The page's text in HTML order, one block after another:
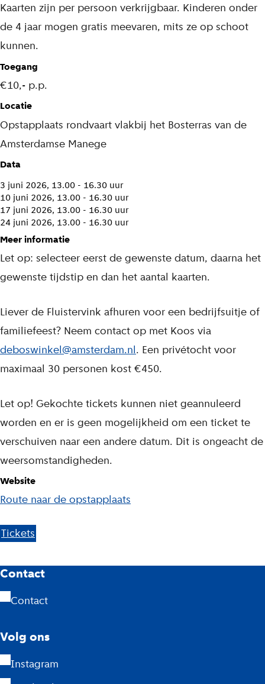
Kaarten zijn per persoon verkrijgbaar. Kinderen onder
de 4 jaar mogen gratis meevaren, mits ze op schoot
kunnen.
Toegang
€10,- p.p.
Locatie
Opstapplaats rondvaart vlakbij het Bosterras van de
Amsterdamse Manege
Data
3 juni 2026, 13.00 - 16.30 uur
10 juni 2026, 13.00 - 16.30 uur
17 juni 2026, 13.00 - 16.30 uur
24 juni 2026, 13.00 - 16.30 uur
Meer informatie
Let op: selecteer eerst de gewenste datum, daarna het
gewenste tijdstip en dan het aantal kaarten.
Liever de Fluistervink afhuren voor een bedrijfsuitje of
familiefeest? Neem contact op met Koos via
deboswinkel@amsterdam.nl. Een privétocht voor
maximaal 30 personen kost €450.
Let op! Gekochte tickets kunnen niet geannuleerd
worden en er is geen mogelijkheid om een ticket te
verschuiven naar een andere datum. Dit is ongeacht de
weersomstandigheden.
Website
Route naar de opstapplaats
Tickets
A
m
t
e
Contact
Contact
Volg ons
Instagram